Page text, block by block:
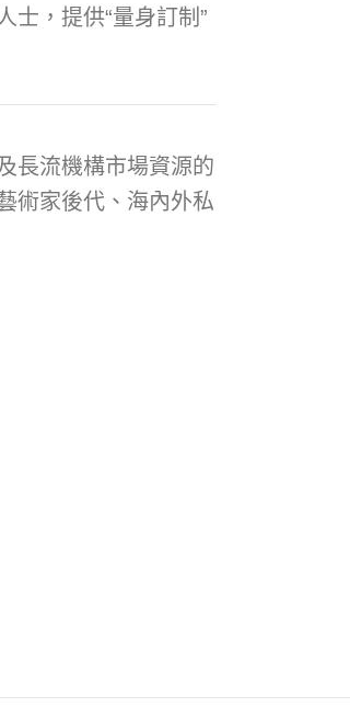
士，提供“量身訂制”
長流機構市場資源的
術家後代、海內外私